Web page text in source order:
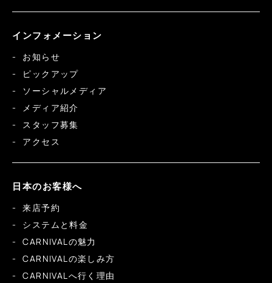
インフォメーション
お知らせ
ピックアップ
ソーシャルメディア
メディア紹介
スタッフ募集
アクセス
日本のお客様へ
来店予約
システムと料金
CARNIVALの魅力
CARNIVALの楽しみ方
CARNIVALへ行く理由